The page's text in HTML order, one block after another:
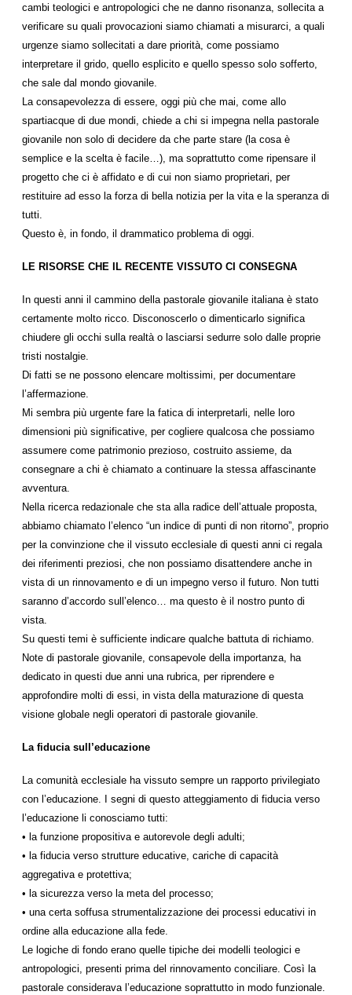
cambi teologici e antropologici che ne danno risonanza, sollecita a
verificare su quali provocazioni siamo chiamati a misurarci, a quali
urgenze siamo sollecitati a dare priorità, come possiamo
interpretare il grido, quello esplicito e quello spesso solo sofferto,
che sale dal mondo giovanile.
La consapevolezza di essere, oggi più che mai, come allo
spartiacque di due mondi, chiede a chi si impegna nella pastorale
giovanile non solo di decidere da che parte stare (la cosa è
semplice e la scelta è facile…), ma soprattutto come ripensare il
progetto che ci è affidato e di cui non siamo proprietari, per
restituire ad esso la forza di bella notizia per la vita e la speranza di
tutti.
Questo è, in fondo, il drammatico problema di oggi.
LE RISORSE CHE IL RECENTE VISSUTO CI CONSEGNA
In questi anni il cammino della pastorale giovanile italiana è stato
certamente molto ricco. Disconoscerlo o dimenticarlo significa
chiudere gli occhi sulla realtà o lasciarsi sedurre solo dalle proprie
tristi nostalgie.
Di fatti se ne possono elencare moltissimi, per documentare
l’affermazione.
Mi sembra più urgente fare la fatica di interpretarli, nelle loro
dimensioni più significative, per cogliere qualcosa che possiamo
assumere come patrimonio prezioso, costruito assieme, da
consegnare a chi è chiamato a continuare la stessa affascinante
avventura.
Nella ricerca redazionale che sta alla radice dell’attuale proposta,
abbiamo chiamato l’elenco “un indice di punti di non ritorno”, proprio
per la convinzione che il vissuto ecclesiale di questi anni ci regala
dei riferimenti preziosi, che non possiamo disattendere anche in
vista di un rinnovamento e di un impegno verso il futuro. Non tutti
saranno d’accordo sull’elenco… ma questo è il nostro punto di
vista.
Su questi temi è sufficiente indicare qualche battuta di richiamo.
Note di pastorale giovanile, consapevole della importanza, ha
dedicato in questi due anni una rubrica, per riprendere e
approfondire molti di essi, in vista della maturazione di questa
visione globale negli operatori di pastorale giovanile.
La fiducia sull’educazione
La comunità ecclesiale ha vissuto sempre un rapporto privilegiato
con l’educazione. I segni di questo atteggiamento di fiducia verso
l’educazione li conosciamo tutti:
• la funzione propositiva e autorevole degli adulti;
• la fiducia verso strutture educative, cariche di capacità
aggregativa e protettiva;
• la sicurezza verso la meta del processo;
• una certa soffusa strumentalizzazione dei processi educativi in
ordine alla educazione alla fede.
Le logiche di fondo erano quelle tipiche dei modelli teologici e
antropologici, presenti prima del rinnovamento conciliare. Così la
pastorale considerava l’educazione soprattutto in modo funzionale.